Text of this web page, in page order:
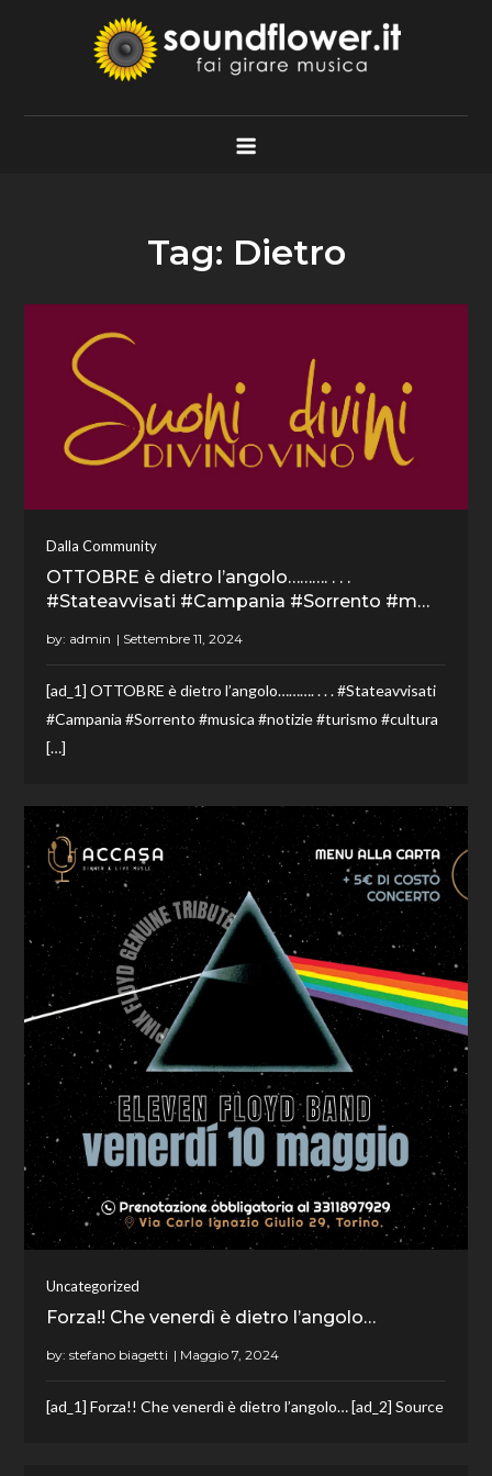
Soundflower.it
Fai Girare Musica
Tag: Dietro
Dalla Community
OTTOBRE è dietro l’angolo………. . . .
#Stateavvisati #Campania #Sorrento #m…
by: admin
[ad_1] OTTOBRE è dietro l’angolo………. . . . #Stateavvisati
#Campania #Sorrento #musica #notizie #turismo #cultura
[…]
Uncategorized
Forza!! Che venerdì è dietro l’angolo…
by:stefano biagetti
[ad_1] Forza!! Che venerdì è dietro l’angolo… [ad_2] Source